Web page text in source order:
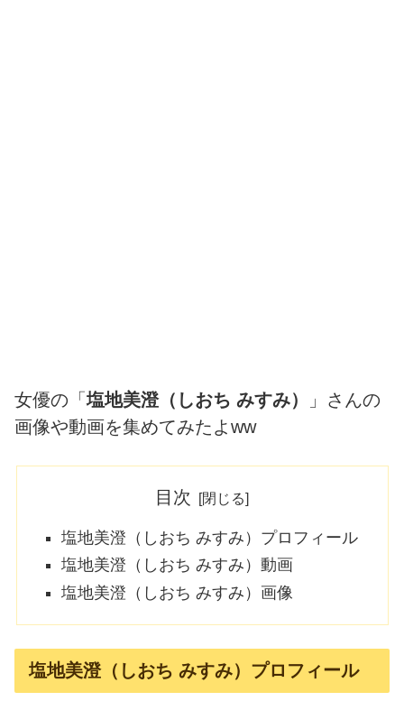
女優の「塩地美澄（しおち みすみ）
」さんの
画像や動画を集めてみたよww
目次
塩地美澄（しおち みすみ）プロフィール
塩地美澄（しおち みすみ）動画
塩地美澄（しおち みすみ）画像
塩地美澄（しおち みすみ）プロフィール